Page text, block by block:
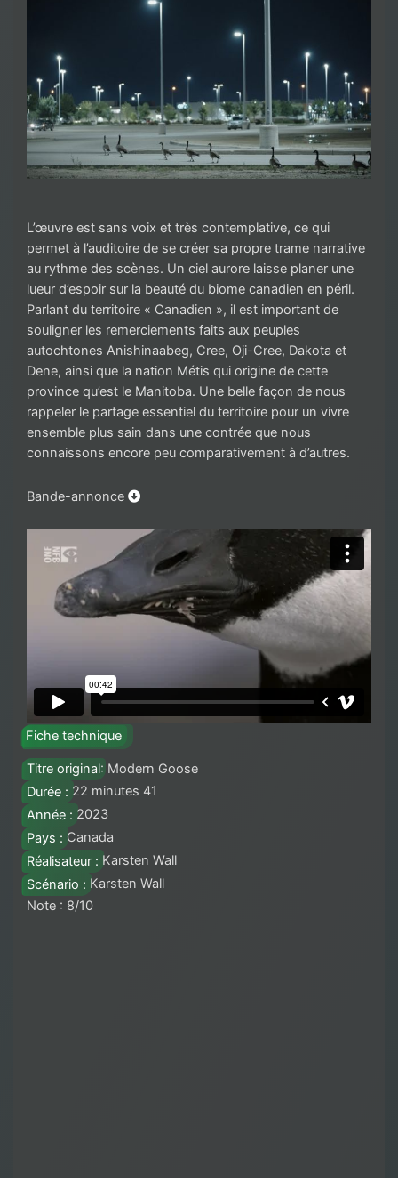
L’œuvre est sans voix et très contemplative, ce qui
permet à l’auditoire de se créer sa propre trame narrative
au rythme des scènes. Un ciel aurore laisse planer une
lueur d’espoir sur la beauté du biome canadien en péril.
Parlant du territoire « Canadien », il est important de
souligner les remerciements faits aux peuples
autochtones Anishinaabeg, Cree, Oji-Cree, Dakota et
Dene, ainsi que la nation Métis qui origine de cette
province qu’est le Manitoba. Une belle façon de nous
rappeler le partage essentiel du territoire pour un vivre
ensemble plus sain dans une contrée que nous
connaissons encore peu comparativement à d’autres.
Bande-annonce
Fiche technique
Titre original: Modern Goose
Durée : 22 minutes 41
Année : 2023
Pays : Canada
Réalisateur : Karsten Wall
Scénario : Karsten Wall
Note : 8/10